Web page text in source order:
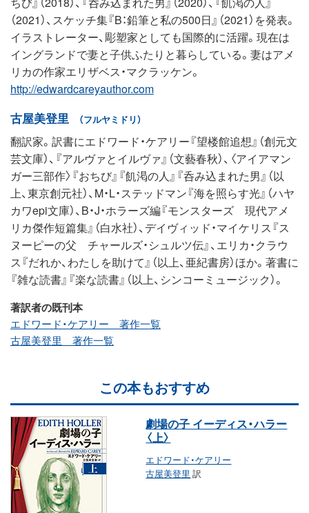
（2021）、スケッチ集『B：鉛筆と私の500日』（2021）を発表。
イラストレーター、彫塑家としても国際的に活躍。現在は
イングランドで妻と子供ふたりと暮らしている。妻はアメ
リカの作家エリザベス・マクラッケン。
http://edwardcareyauthor.com
古屋美登里 （フルヤミドリ）
翻訳家。訳書にエドワード・ケアリー『望楼館追想』（創元文
芸文庫）、『アルヴァとイルヴァ』（文藝春秋）、〈アイアマン
ガー三部作〉『おちび』『飢渇の人』『呑み込まれた男』（以
上、東京創元社）、M・L・ステッドマン『海を照らす光』（ハヤ
カワepi文庫）、B・J・ホラーズ編『モンスターズ 現代アメ
リカ傑作短篇集』（白水社）、デイヴィッド・マイケリス『ス
ヌーピーの父 チャールズ・シュルツ伝』、エリカ・クラウ
ス『だれか、わたしを助けて』（以上、亜紀書房）ほか。著書に
『雑な読書』『楽な読書』（以上、シンコーミュージック）。
著訳者の既刊本
エドワード・ケアリー 著作一覧
古屋美登里 著作一覧
この本もおすすめ
劇場の子 イーディス・ハラー
〈上〉
エドワード・ケアリー
古屋美登里 訳